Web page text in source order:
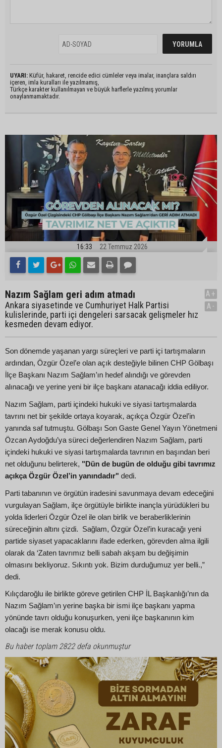
UYARI: Küfür, hakaret, rencide edici cümleler veya imalar, inançlara saldırı
içeren, imla kuralları ile yazılmamış,
Türkçe karakter kullanılmayan ve büyük harflerle yazılmış yorumlar
onaylanmamaktadır.
16:33 22 Temmuz 2026
Nazım Sağlam geri adım atmadı
Ankara siyasetinde ve Cumhuriyet Halk Partisi
kulislerinde, parti içi dengeleri sarsacak gelişmeler hız
kesmeden devam ediyor.
A+
A-
Son dönemde yaşanan yargı süreçleri ve parti içi tartışmaların
ardından, Özgür Özel’e olan açık desteğiyle bilinen CHP Gölbaşı
İlçe Başkanı Nazım Sağlam’ın hedef alındığı ve görevden
alınacağı ve yerine yeni bir ilçe başkanı atanacağı iddia ediliyor.
Nazım Sağlam, parti içindeki hukuki ve siyasi tartışmalarda
tavrını net bir şekilde ortaya koyarak, açıkça Özgür Özel’in
yanında saf tutmuştu. Gölbaşı Son Gaste Genel Yayın Yönetmeni
Özcan Aydoğdu’ya süreci değerlendiren Nazım Sağlam, parti
içindeki hukuki ve siyasi tartışmalarda tavrının en başından beri
net olduğunu belirterek, "Dün de bugün de olduğu gibi tavrımız
açıkça Özgür Özel’in yanındadır" dedi.
Parti tabanının ve örgütün iradesini savunmaya devam edeceğini
vurgulayan Sağlam, ilçe örgütüyle birlikte inançla yürüdükleri bu
yolda liderleri Özgür Özel ile olan birlik ve beraberliklerinin
süreceğinin altını çizdi. Sağlam, Özgür Özel’in kuracağı yeni
partide siyaset yapacaklarını ifade ederken, görevden alma ilgili
olarak da ‘Zaten tavrımız belli sabah akşam bu değişimin
olmasını bekliyoruz. Sıkıntı yok. Bizim durduğumuz yer belli.,”
dedi.
Kılıçdaroğlu ile birlikte göreve getirilen CHP İL Başkanlığı’nın da
Nazım Sağlam’ın yerine başka bir ismi ilçe başkanı yapma
yönünde tavrı olduğu konuşurken, yeni ilçe başkanının kim
olacağı ise merak konusu oldu.
Bu haber toplam 2822 defa okunmuştur